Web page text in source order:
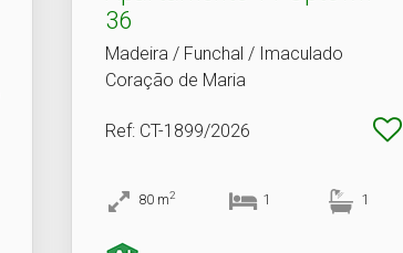
36
Madeira / Funchal / Imaculado
Coração de Maria
Ref: CT-1899/2026
80 m2 1 1